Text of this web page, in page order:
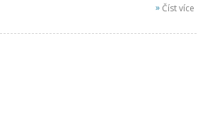
»Číst více